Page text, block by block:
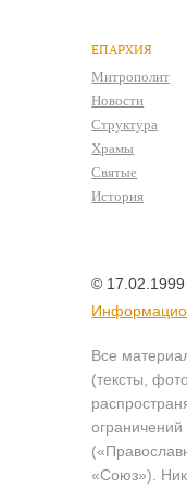
ЕПАРХИЯ
Митрополит
Новости
Структура
Храмы
Святые
История
©
Все
(тексты,
«Союз»).